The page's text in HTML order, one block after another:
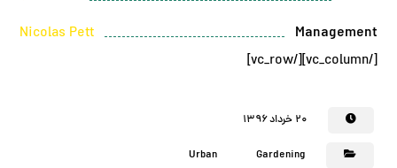
Management
Nicolas Pett
[/vc_column][/vc_row]
۲۰ خرداد ۱۳۹۶
Gardening
Urban